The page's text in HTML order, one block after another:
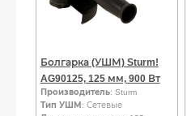
Болгарка (УШМ) Sturm!
AG90125, 125 мм, 900 Вт
Производитель: Sturm
Тип УШМ : Сетевые